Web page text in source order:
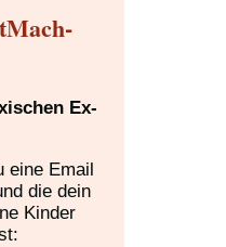
Ex-
eine Email
die dein
Kinder